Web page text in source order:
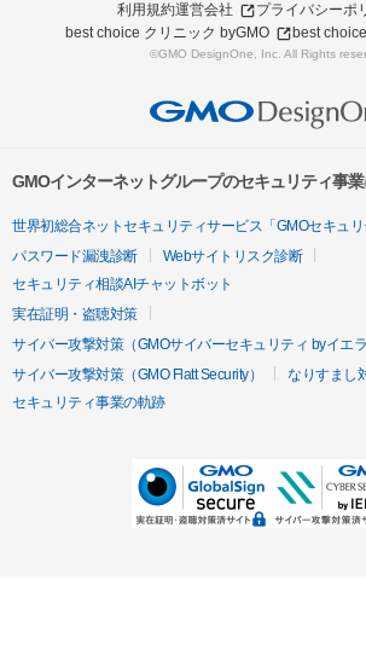
利用規約運営会社
プライバシーポ
best choice クリニック byGMO
best
©GMO DesignOne, Inc. All Rights
GMOインターネットグループのセキュリティ事
世界初総合ネットセキュリティサービス「GMOセキュリ
パスワード漏洩診断
Webサイトリスク診断
セキュリティ相談AIチャットボット
実在証明・盗聴対策
サイバー攻撃対策（GMOサイバーセキュリティ byイエラ
サイバー攻撃対策（GMO Flatt Security）
なりすまし
セキュリティ事業の軌跡